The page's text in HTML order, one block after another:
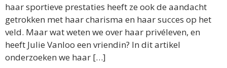
haar sportieve prestaties heeft ze ook de aandacht
getrokken met haar charisma en haar succes op het
veld. Maar wat weten we over haar privéleven, en
heeft Julie Vanloo een vriendin? In dit artikel
onderzoeken we haar […]